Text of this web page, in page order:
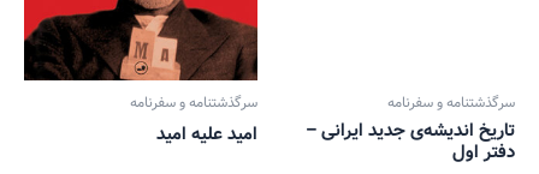
سرگذشتنامه و سفرنامه
تاریخ اندیشه‌ی جدید ایرانی –
دفتر اول
سرگذشتنامه و سفرنامه
امید علیه امید